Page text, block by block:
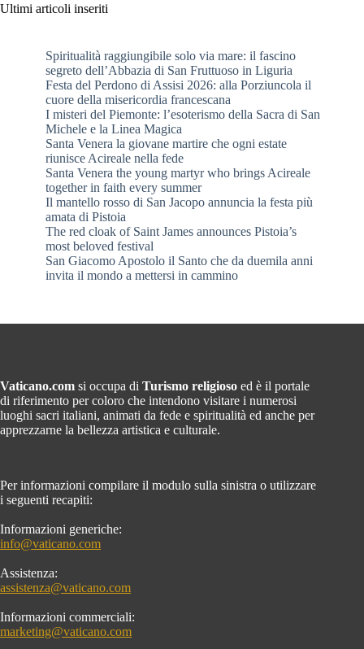
Ultimi articoli inseriti
Spiritualità raggiungibile solo via mare: il fascino
segreto dell’Abbazia di San Fruttuoso in Liguria
Festa del Perdono di Assisi 2026: alla Porziuncola il
cuore della misericordia francescana
I misteri del Piemonte: l’esoterismo della Sacra di San
Michele e la Linea Magica
Santa Venera la giovane martire che ogni estate
riunisce Acireale nella fede
Santa Venera the young martyr who brings Acireale
together in faith every summer
Il mantello rosso di San Jacopo annuncia la festa più
amata di Pistoia
The red cloak of Saint James announces Pistoia’s
most beloved festival
San Giacomo Apostolo il Santo che da duemila anni
invita il mondo a mettersi in cammino
Vaticano.com si occupa di Turismo religioso ed è il portale
di riferimento per coloro che intendono visitare i numerosi
luoghi sacri italiani, animati da fede e spiritualità ed anche per
apprezzarne la bellezza artistica e culturale.
Per informazioni compilare il modulo sulla sinistra o utilizzare
i seguenti recapiti:
Informazioni generiche:
info@vaticano.com
Assistenza:
assistenza@vaticano.com
Informazioni commerciali:
marketing@vaticano.com